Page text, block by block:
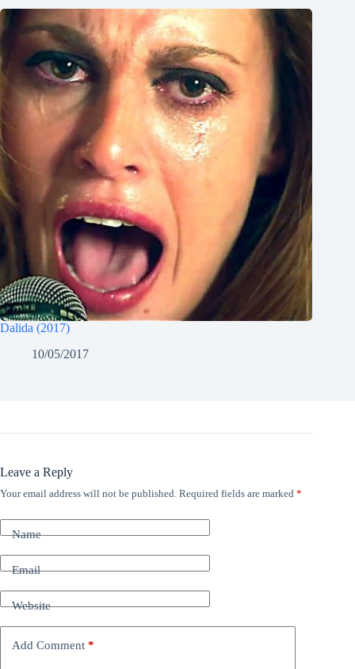
Dalida (2017)
10/05/2017
Leave a Reply
Your email address will not be published. Required fields are marked *
Name
Email
Website
Add Comment *